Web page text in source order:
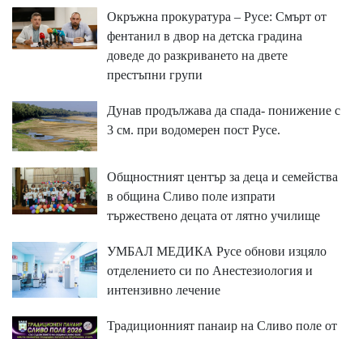
Окръжна прокуратура – Русе: Смърт от
фентанил в двор на детска градина
доведе до разкриването на двете
престъпни групи
Дунав продължава да спада- понижение с
3 см. при водомерен пост Русе.
Общностният център за деца и семейства
в община Сливо поле изпрати
тържествено децата от лятно училище
УМБАЛ МЕДИКА Русе обнови изцяло
отделението си по Анестезиология и
интензивно лечение
Традиционният панаир на Сливо поле от